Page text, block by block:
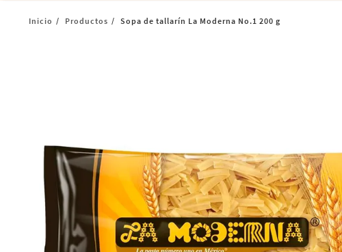
Alimentos
Cuidado personal
Lácteos
Limpieza del hogar
Mascotas
Inicio Productos Sopa de tallarín La Moderna No.1 200 g